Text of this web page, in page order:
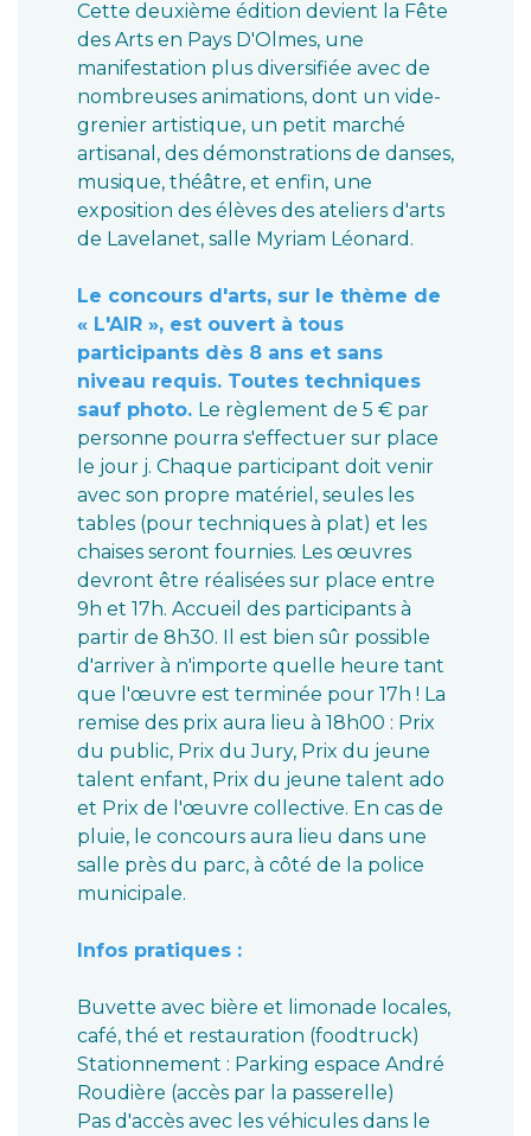
Cette deuxième édition devient la Fête
des Arts en Pays D'Olmes, une
manifestation plus diversifiée avec de
nombreuses animations, dont un vide-
grenier artistique, un petit marché
artisanal, des démonstrations de danses,
musique, théâtre, et enfin, une
exposition des élèves des ateliers d'arts
de Lavelanet, salle Myriam Léonard.
Le concours d'arts, sur le thème de
« L'AIR », est ouvert à tous
participants dès 8 ans et sans
niveau requis. Toutes techniques
sauf photo. Le règlement de 5 € par
personne pourra s'effectuer sur place
le jour j. Chaque participant doit venir
avec son propre matériel, seules les
tables (pour techniques à plat) et les
chaises seront fournies. Les œuvres
devront être réalisées sur place entre
9h et 17h. Accueil des participants à
partir de 8h30. Il est bien sûr possible
d'arriver à n'importe quelle heure tant
que l'œuvre est terminée pour 17h ! La
remise des prix aura lieu à 18h00 : Prix
du public, Prix du Jury, Prix du jeune
talent enfant, Prix du jeune talent ado
et Prix de l'œuvre collective. En cas de
pluie, le concours aura lieu dans une
salle près du parc, à côté de la police
municipale.
Infos pratiques :
Buvette avec bière et limonade locales,
café, thé et restauration (foodtruck)
Stationnement : Parking espace André
Roudière (accès par la passerelle)
Pas d'accès avec les véhicules dans le